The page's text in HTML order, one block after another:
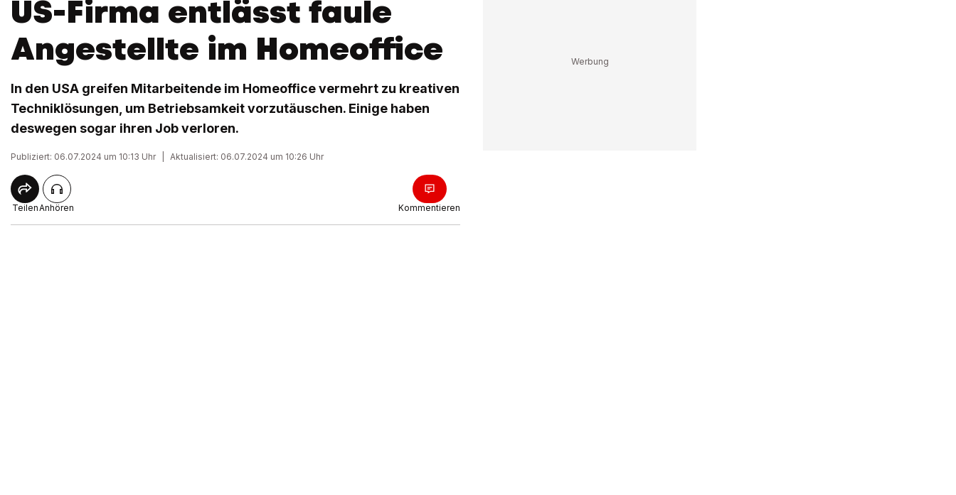
US-Firma entlässt faule
Angestellte im Homeoffice
In den USA greifen Mitarbeitende im Homeoffice vermehrt zu kreativen
Techniklösungen, um Betriebsamkeit vorzutäuschen. Einige haben
deswegen sogar ihren Job verloren.
Publiziert: 06.07.2024 um 10:13 Uhr Aktualisiert: 06.07.2024 um 10:26 Uhr
TeilenAnhören Kommentieren